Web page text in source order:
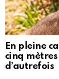
En pleine
cinq
d’autrefois